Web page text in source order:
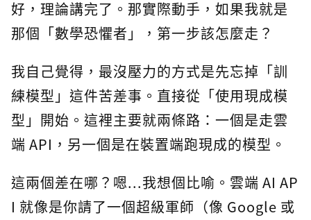
好，理論講完了。那實際動手，如果我就是
那個「數學恐懼者」，第一步該怎麼走？
我自己覺得，最沒壓力的方式是先忘掉「訓
練模型」這件苦差事。直接從「使用現成模
型」開始。這裡主要就兩條路：一個是走雲
端 API，另一個是在裝置端跑現成的模型。
這兩個差在哪？嗯...我想個比喻。雲端 AI AP
I 就像是你請了一個超級軍師（像 Google 或